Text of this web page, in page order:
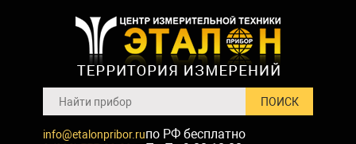
info@etalonpribor.ruпо РФ бесплатно